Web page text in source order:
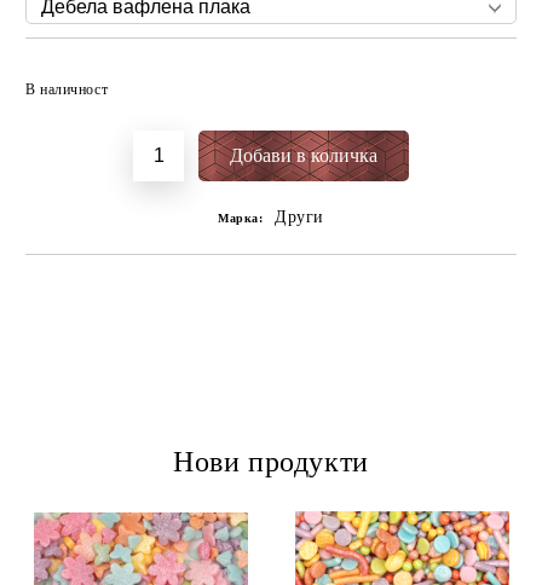
В наличност
Марка: Други
Нови продукти